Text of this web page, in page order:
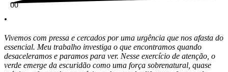
00
.
Vivemos com pressa e cercados por uma urgência que nos afasta do
essencial. Meu trabalho investiga o que encontramos quando
desaceleramos e paramos para ver. Nesse exercício de atenção, o
verde emerge da escuridão como uma força sobrenatural, quase